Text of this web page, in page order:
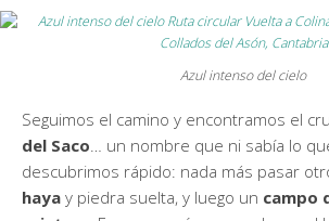
Azul intenso del cielo
Seguimos el camino y encontramos el
del Saco… un nombre que ni sabía lo
descubrimos rápido: nada más pasar
haya y piedra suelta, y luego un campo